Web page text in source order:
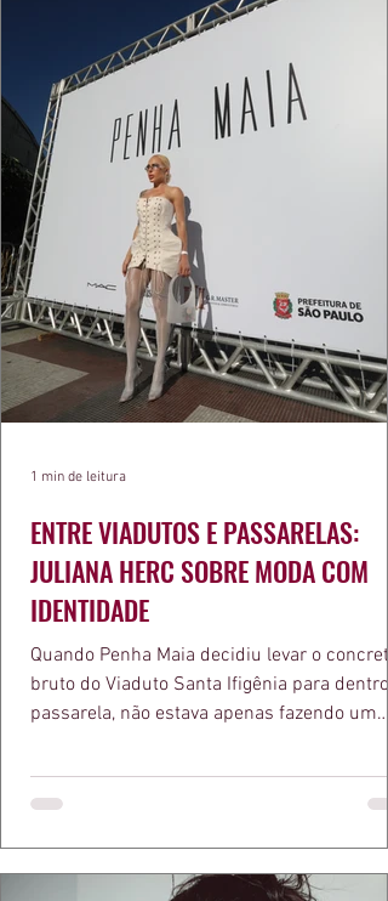
ENTRE VIADUTOS E PASSARELAS:
JULIANA HERC SOBRE MODA COM
IDENTIDADE
Quando Penha Maia decidiu levar o concreto
bruto do Viaduto Santa Ifigênia para dentro
passarela, não estava apenas fazendo um
a apresentadora e influenciadora Juliana
defende há tempos, o de que moda
estruturas geométricas, volumes
1 min de leitura